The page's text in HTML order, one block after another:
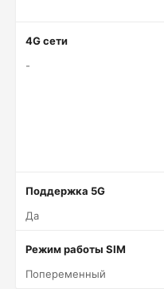
4G сети
-
Поддержка 5G
Да
Режим работы SIM
Попеременный